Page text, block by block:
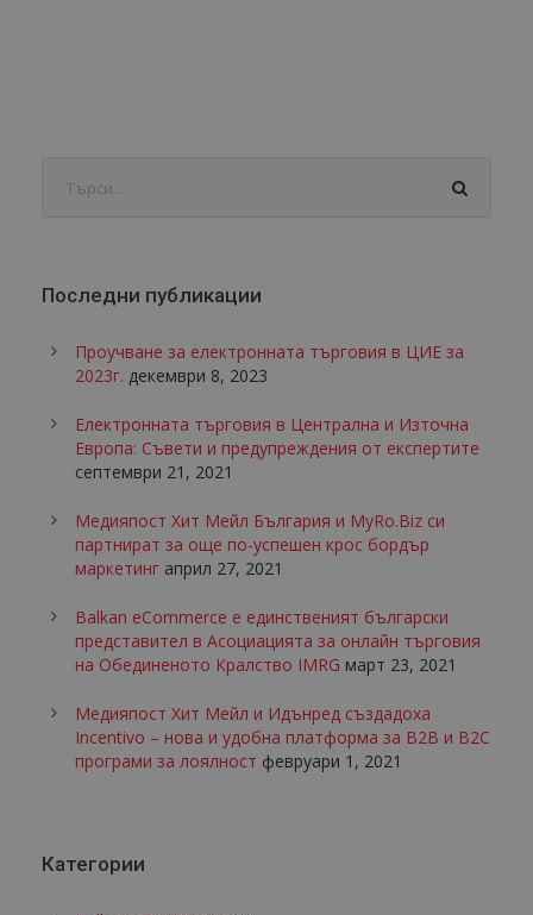
Последни публикации
Проучване за електронната търговия в ЦИЕ за
2023г. декември 8, 2023
Електронната търговия в Централна и Източна
Европа: Съвети и предупреждения от експертите
септември 21, 2021
Медияпост Хит Мейл България и MyRo.Biz си
партнират за още по-успешен крос бордър
маркетинг април 27, 2021
Balkan eCommerce е единственият български
представител в Асоциацията за онлайн търговия
на Обединеното Кралство IMRG март 23, 2021
Медияпост Хит Мейл и Идънред създадоха
Incentivo – нова и удобна платформа за B2B и B2C
програми за лоялност февруари 1, 2021
Категории